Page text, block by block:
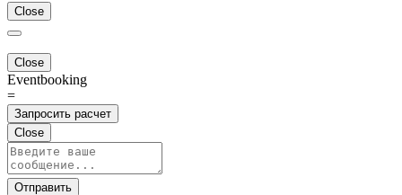
Close
Close
Eventbooking
=
Запросить расчет
Close
Отправить